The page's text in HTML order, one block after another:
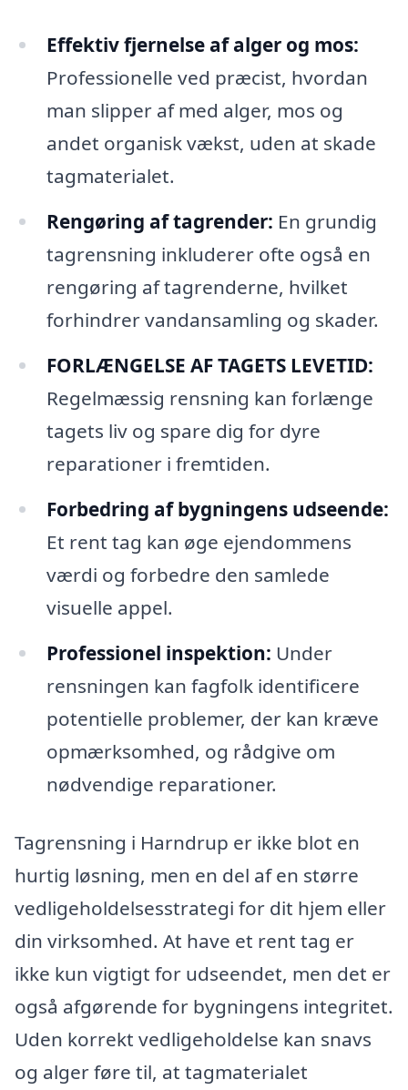
Effektiv fjernelse af alger og mos:
Professionelle ved præcist, hvordan
man slipper af med alger, mos og
andet organisk vækst, uden at skade
tagmaterialet.
Rengøring af tagrender: En grundig
tagrensning inkluderer ofte også en
rengøring af tagrenderne, hvilket
forhindrer vandansamling og skader.
FORLÆNGELSE AF TAGETS LEVETID:
Regelmæssig rensning kan forlænge
tagets liv og spare dig for dyre
reparationer i fremtiden.
Forbedring af bygningens udseende:
Et rent tag kan øge ejendommens
værdi og forbedre den samlede
visuelle appel.
Professionel inspektion: Under
rensningen kan fagfolk identificere
potentielle problemer, der kan kræve
opmærksomhed, og rådgive om
nødvendige reparationer.
Tagrensning i Harndrup er ikke blot en
hurtig løsning, men en del af en større
vedligeholdelsesstrategi for dit hjem eller
din virksomhed. At have et rent tag er
ikke kun vigtigt for udseendet, men det er
også afgørende for bygningens integritet.
Uden korrekt vedligeholdelse kan snavs
og alger føre til, at tagmaterialet